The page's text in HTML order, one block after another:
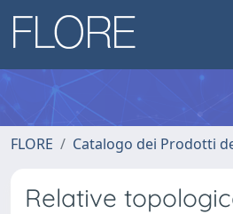
FLORE Catalogo dei Prodotti
Relative